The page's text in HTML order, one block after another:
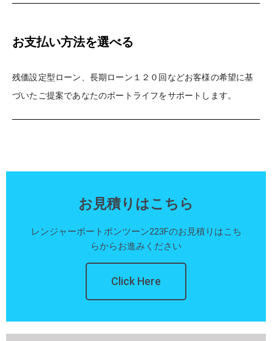
お支払い方法を選べる
残価設定型ローン、長期ローン１２０回などお客様の希望に基
づいたご提案であなたのボートライフをサポートします。
お見積りはこちら
レンジャーボートポンツーン223Fのお見積りはこち
らからお進みください
Click Here